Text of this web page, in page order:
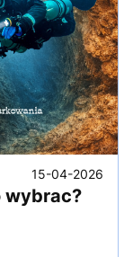
15-04-2026
wybrac?